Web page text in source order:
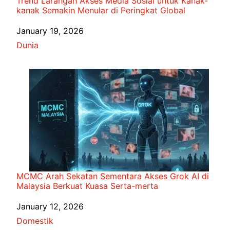
kanak Semakin Menular di Peringkat Global
Date
January 19, 2026
In relation to
Dunia
MCMC Arah Sekatan Sementara Akses Grok AI di
Malaysia Berkuat Kuasa Serta-merta
Date
January 12, 2026
In relation to
Domestik